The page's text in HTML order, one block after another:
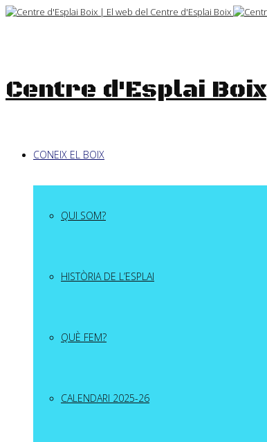
Skip
Centre d'Esplai Boix
CONEIX EL BOIX
QUI SOM?
HISTÒRIA DE L’ESPLAI
QUÈ FEM?
CALENDARI 2025-26